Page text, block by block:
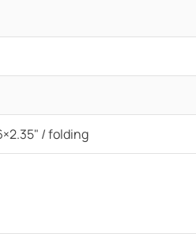
/ folding